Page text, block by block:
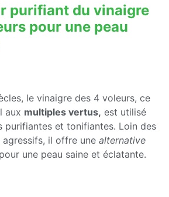
purifiant du vinaigre
pour une peau
le vinaigre des 4 voleurs, ce
aux multiples vertus, est utilisé
purifiantes et tonifiantes. Loin des
il offre une alternative
pour une peau saine et éclatante.